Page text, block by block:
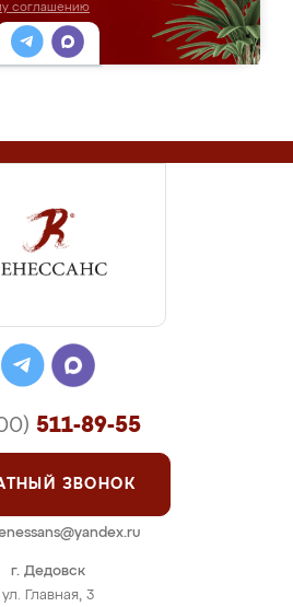
соглашению
г. Дедовск
ул. Главная, 3
511-89-55
ЗВОНОК